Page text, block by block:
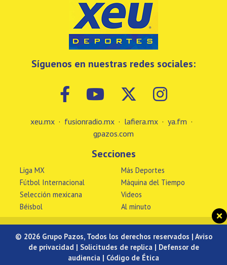
Síguenos en nuestras redes sociales:
xeu.mx · fusionradio.mx · lafiera.mx · ya.fm ·
gpazos.com
Secciones
Liga MX
Fútbol Internacional
Selección mexicana
Béisbol
Más Deportes
Máquina del Tiempo
Videos
Al minuto
© 2026 Grupo Pazos, Todos los derechos reservados | Aviso
de privacidad | Solicitudes de replica| Defensor de
audiencia | Código de Ética